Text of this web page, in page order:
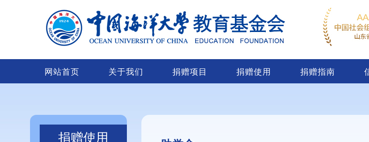
网站首页 关于我们 捐赠项目 捐赠使用 捐赠指南
捐赠使用